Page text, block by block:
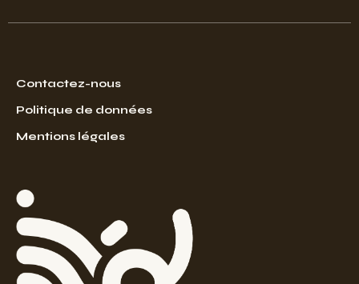
Contactez-nous
Politique de données
Mentions légales